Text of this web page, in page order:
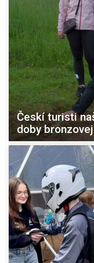
Českí turisti
doby bronzovej